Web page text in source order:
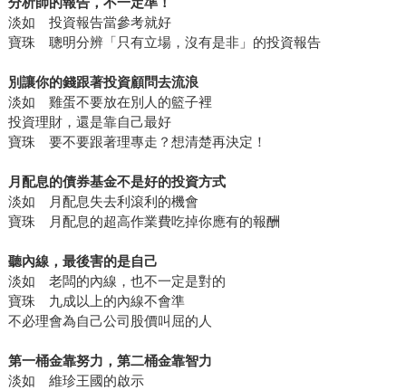
淡如 投資報告當參考就好
寶珠 聰明分辨「只有立場，沒有是非」的投資報告
別讓你的錢跟著投資顧問去流浪
淡如 雞蛋不要放在別人的籃子裡
投資理財，還是靠自己最好
寶珠 要不要跟著理專走？想清楚再決定！
月配息的債券基金不是好的投資方式
淡如 月配息失去利滾利的機會
寶珠 月配息的超高作業費吃掉你應有的報酬
聽內線，最後害的是自己
淡如 老闆的內線，也不一定是對的
寶珠 九成以上的內線不會準
不必理會為自己公司股價叫屈的人
第一桶金靠努力，第二桶金靠智力
淡如 維珍王國的啟示